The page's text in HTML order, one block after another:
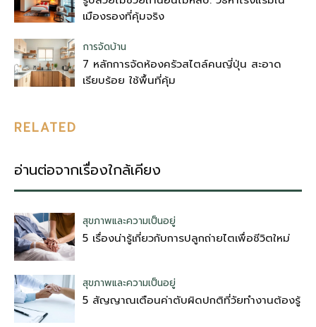
เมืองรองที่คุ้มจริง
การจัดบ้าน
7 หลักการจัดห้องครัวสไตล์คนญี่ปุ่น สะอาด
เรียบร้อย ใช้พื้นที่คุ้ม
RELATED
อ่านต่อจากเรื่องใกล้เคียง
สุขภาพและความเป็นอยู่
5 เรื่องน่ารู้เกี่ยวกับการปลูกถ่ายไตเพื่อชีวิตใหม่
สุขภาพและความเป็นอยู่
5 สัญญาณเตือนค่าตับผิดปกติที่วัยทำงานต้องรู้